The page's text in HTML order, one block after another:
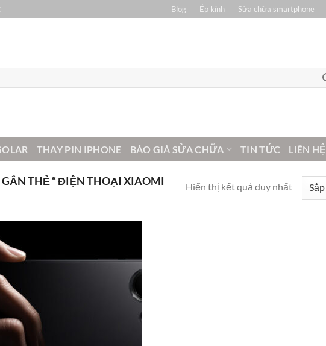
Blog Ép kính Sửa chữa smartphone
THAY PIN IPHONE BÁO GIÁ SỬA CHỮA TIN TỨC LIÊN HỆ
THẺ “ ĐIỆN THOẠI XIAOMI
Hiển thị kết quả duy nhất